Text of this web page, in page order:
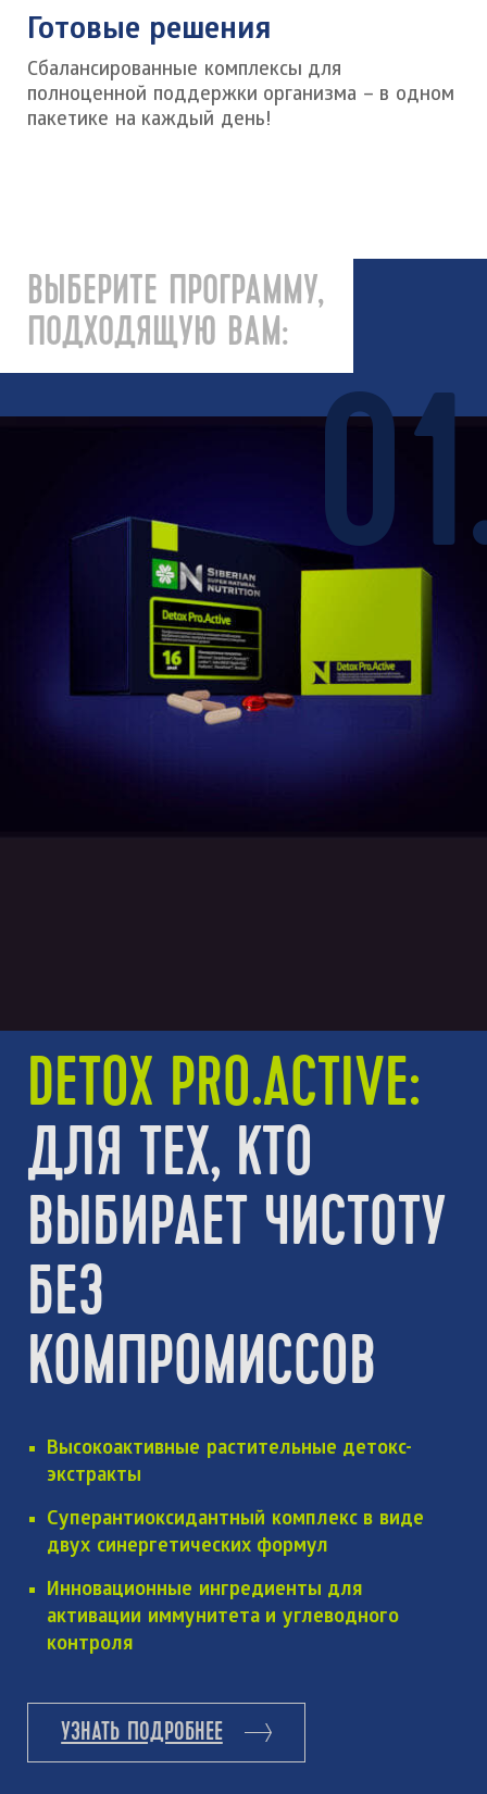
Готовые решения
Сбалансированные комплексы для
полноценной поддержки организма – в одном
пакетике на каждый день!
ВЫБЕРИТЕ ПРОГРАММУ,
ПОДХОДЯЩУЮ ВАМ:
DETOX PRO.ACTIVE:
ДЛЯ ТЕХ, КТО
ВЫБИРАЕТ ЧИСТОТУ
БЕЗ
КОМПРОМИССОВ
Высокоактивные растительные детокс-
экстракты
Суперантиоксидантный комплекс в виде
двух синергетических формул
Инновационные ингредиенты для
активации иммунитета и углеводного
контроля
УЗНАТЬ ПОДРОБНЕЕ